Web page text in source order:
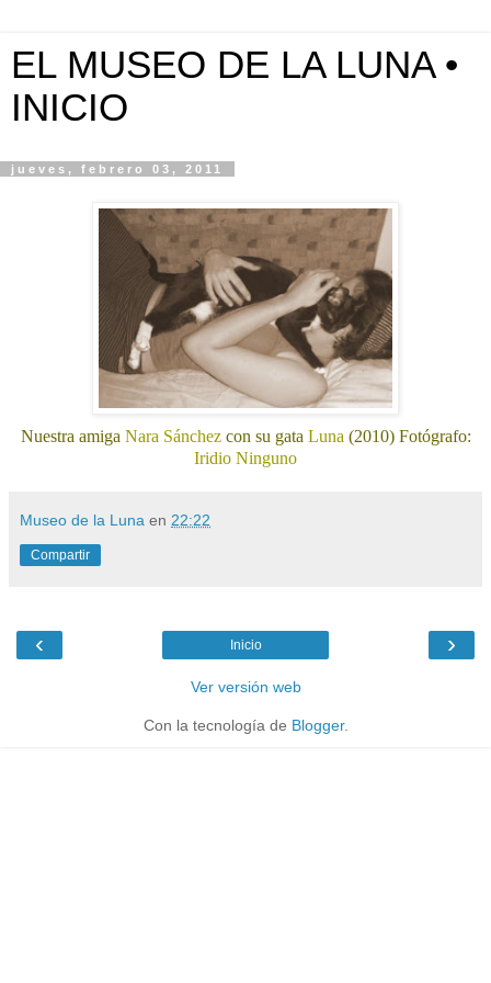
EL MUSEO DE LA LUNA •
INICIO
jueves, febrero 03, 2011
Nuestra amiga Nara Sánchezcon su gata Luna (2010) Fotógrafo:
Iridio Ninguno
Museo de la Luna en 22:22
Compartir
‹ ›
Inicio
Ver versión web
Con la tecnología de Blogger.